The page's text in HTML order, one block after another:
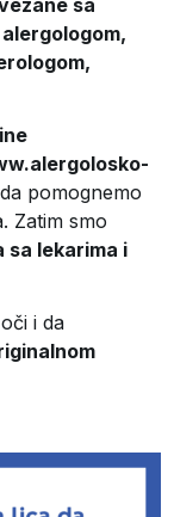
sa
pomognemo
Zatim smo
sa lekarima i
i da